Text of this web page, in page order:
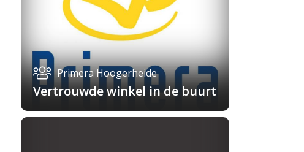
Primera Hoogerheide
Vertrouwde winkel in de buurt